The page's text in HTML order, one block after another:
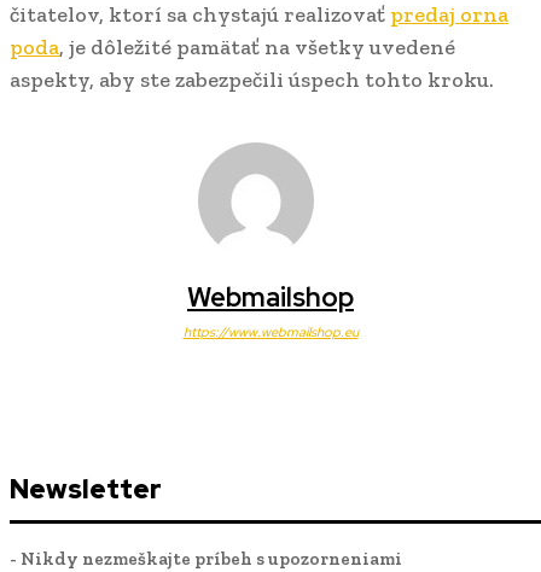
čitatelov, ktorí sa chystajú realizovať predaj orna
poda, je dôležité pamätať na všetky uvedené
aspekty, aby ste zabezpečili úspech tohto kroku.
Webmailshop
https://www.webmailshop.eu
Newsletter
- Nikdy nezmeškajte príbeh s upozorneniami